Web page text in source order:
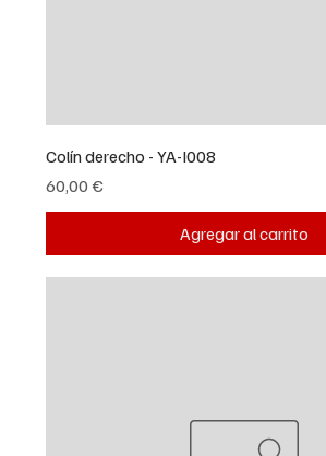
Colín derecho - YA-I008
Precio
60,00 €
Agregar al carrito